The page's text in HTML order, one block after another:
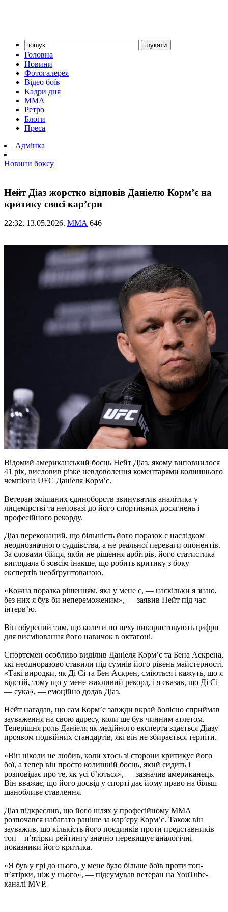
Головна
Новини
Фотогалерея
Відео боїв
Кадри дня
ММА
Ретро
Блоги
Преса
Адмінка
Новини боксу
Нейт Діаз жорстко відповів Даніелю Корм’є на
критику своєї кар’єри
22:32, 13.05.2026. ММА 646
Відомий американський боєць Нейт Діаз, якому виповнилося
41 рік, висловив різке невдоволення коментарями колишнього
чемпіона UFC Даніеля Корм’є.
Ветеран змішаних єдиноборств звинуватив аналітика у
лицемірстві та неповазі до його спортивних досягнень і
професійного рекорду.
Діаз переконаний, що більшість його поразок є наслідком
неоднозначного суддівства, а не реальної переваги опонентів.
За словами бійця, якби не рішення арбітрів, його статистика
виглядала б зовсім інакше, що робить критику з боку
експертів необґрунтованою.
«Кожна поразка рішенням, яка у мене є, — наскільки я знаю,
без них я був би непереможеним», — заявив Нейт під час
інтерв’ю.
Він обурений тим, що колеги по цеху використовують цифри
для висміювання його навичок в октагоні.
Спортсмен особливо виділив Даніеля Корм’є та Бена Аскрена,
які неодноразово ставили під сумнів його рівень майстерності.
«Такі виродки, як Ді Сі та Бен Аскрен, сміються і кажуть, що я
відстій, тому що у мене жахливий рекорд, і я сказав, що Ді Сі
— сука», — емоційно додав Діаз.
Нейт нагадав, що сам Корм’є завжди вкрай болісно сприймав
зауваження на свою адресу, коли ще був чинним атлетом.
Теперішня роль Даніеля як медійного експерта здається Діазу
проявом подвійних стандартів, які він не збирається терпіти.
«Він ніколи не любив, коли хтось зі сторони критикує його
бої, а тепер він просто колишній боєць, який сидить і
розповідає про те, як усі б’ються», — зазначив американець.
Він вважає, що його досвід у спорті дає йому право на більш
шанобливе ставлення.
Діаз підкреслив, що його шлях у професійному ММА
розпочався набагато раніше за кар’єру Корм’є. Також він
зауважив, що кількість його поєдинків проти представників
топ—п’ятірки рейтингу значно перевищує аналогічні
показники його критика.
«Я був у грі до нього, у мене було більше боїв проти топ-
п’ятірки, ніж у нього», — підсумував ветеран на YouTube-
каналі MVP.